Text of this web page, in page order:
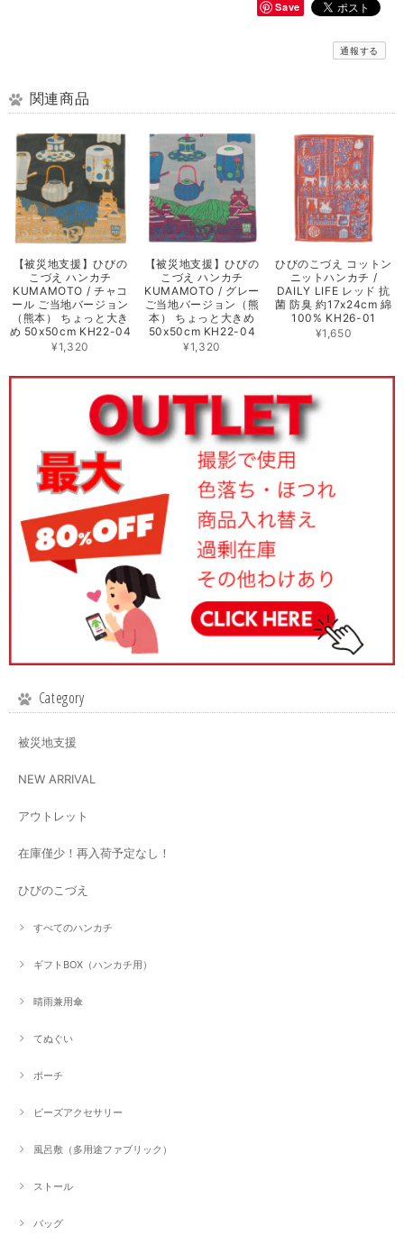
Save
通報する
関連商品
【被災地支援】ひびの
こづえ ハンカチ
KUMAMOTO / チャコ
ール ご当地バージョン
（熊本） ちょっと大き
め 50x50cm KH22-04
¥1,320
【被災地支援】ひびの
こづえ ハンカチ
KUMAMOTO / グレー
ご当地バージョン（熊
本） ちょっと大きめ
50x50cm KH22-04
¥1,320
ひびのこづえ コットン
ニットハンカチ /
DAILY LIFE レッド 抗
菌 防臭 約17x24cm 綿
100% KH26-01
¥1,650
Category
被災地支援
NEW ARRIVAL
アウトレット
在庫僅少！再入荷予定なし！
ひびのこづえ
すべてのハンカチ
ギフトBOX（ハンカチ用）
晴雨兼用傘
てぬぐい
ポーチ
ビーズアクセサリー
風呂敷（多用途ファブリック）
ストール
バッグ